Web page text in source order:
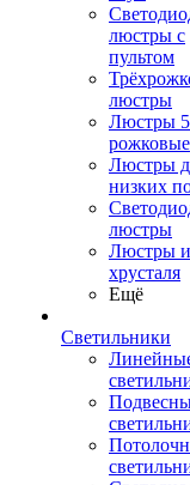
люстры с
пультом
люстры
Люстры
рожковые
Люстры
низких
люстры
Люстры
хрусталя
Ещё
Светильники